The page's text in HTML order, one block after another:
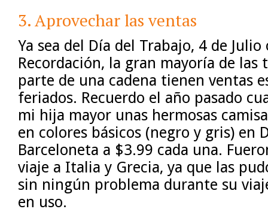
3. Aprovechar las ventas
Ya sea del Día del Trabajo, 4 de Julio
Recordación, la gran mayoría de las
parte de una cadena tienen ventas
feriados. Recuerdo el año pasado
mi hija mayor unas hermosas
en colores básicos (negro y gris) en
Barceloneta a $3.99 cada una.
viaje a Italia y Grecia, ya que las
sin ningún problema durante su
en uso.